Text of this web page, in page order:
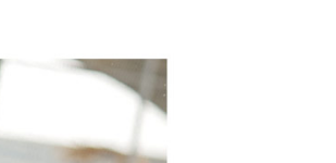
簡訊中的連結，可透過四大超商
，方視為交易完成。
訂單仍視為有效，需透過AFTEE
」之結帳頁面顯示為準，若有關於
關疑問，請聯繫「AFTEE先享後
support/home
運費
運費
運費